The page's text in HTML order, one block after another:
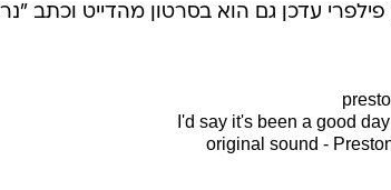
עדכן גם הוא בסרטון מהדייט וכתב
I'd say it's been a good